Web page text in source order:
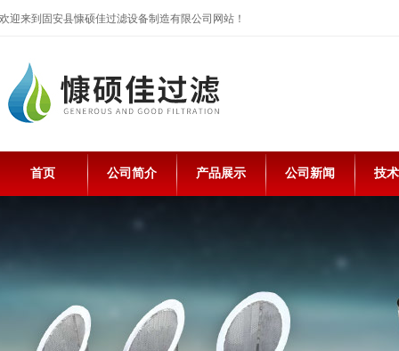
欢迎来到固安县慷硕佳过滤设备制造有限公司网站！
首页 公司简介 产品展示 公司新闻 技